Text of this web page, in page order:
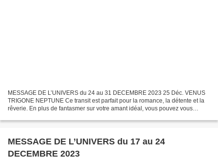
MESSAGE DE L’UNIVERS du 24 au 31 DECEMBRE 2023 25 Déc. VENUS
TRIGONE NEPTUNE Ce transit est parfait pour la romance, la détente et la
rêverie. En plus de fantasmer sur votre amant idéal, vous pouvez vous
MESSAGE DE L’UNIVERS du 17 au 24
DECEMBRE 2023